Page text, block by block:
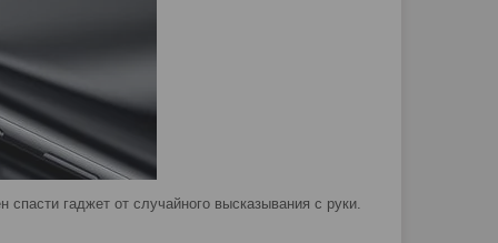
гаджет от случайного высказывания с руки.